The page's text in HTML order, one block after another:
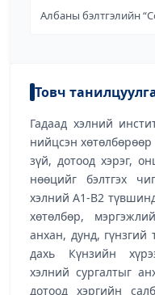
Албаны бэлтгэлийн
Товч
Гадаад хэлний
нийцсэн хөтөлбөрөөр
зүй, дотоод хэрэг,
нөөцийг бэлтгэх
хэлний А1-В2
хөтөлбөр,
анхан, дунд,
дахь Күнзийн
хэлний сургалтыг
дотоод хэргийн